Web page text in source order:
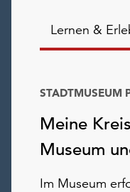
Lernen &
Meine
Museum
STADTMUSEUM
Im Museum